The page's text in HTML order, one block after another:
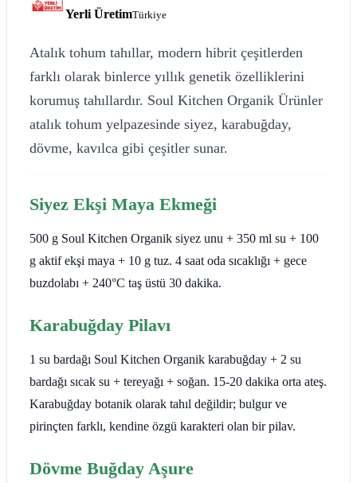
Yerli ÜretimTürkiye
Atalık tohum tahıllar, modern hibrit çeşitlerden
farklı olarak binlerce yıllık genetik özelliklerini
korumuş tahıllardır. Soul Kitchen Organik Ürünler
atalık tohum yelpazesinde siyez, karabuğday,
dövme, kavılca gibi çeşitler sunar.
Siyez Ekşi Maya Ekmeği
500 g Soul Kitchen Organik siyez unu + 350 ml su + 100
g aktif ekşi maya + 10 g tuz. 4 saat oda sıcaklığı + gece
buzdolabı + 240°C taş üstü 30 dakika.
Karabuğday Pilavı
1 su bardağı Soul Kitchen Organik karabuğday + 2 su
bardağı sıcak su + tereyağı + soğan. 15-20 dakika orta ateş.
Karabuğday botanik olarak tahıl değildir; bulgur ve
pirinçten farklı, kendine özgü karakteri olan bir pilav.
Dövme Buğday Aşure